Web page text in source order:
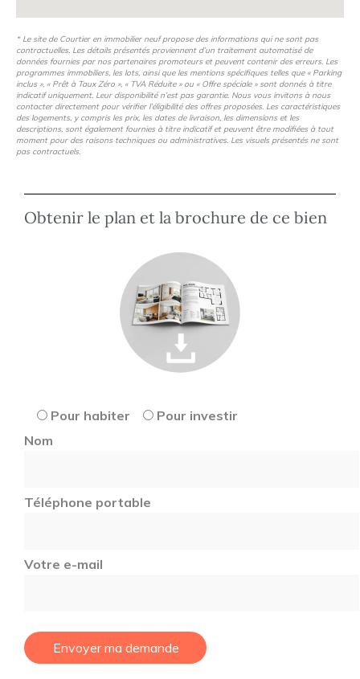
* Le site de Courtier en immobilier neuf propose des informations qui ne sont pas
contractuelles. Les détails présentés proviennent d’un traitement automatisé de
données fournies par nos partenaires promoteurs et peuvent contenir des erreurs. Les
programmes immobiliers, les lots, ainsi que les mentions spécifiques telles que « Parking
inclus », « Prêt à Taux Zéro », « TVA Réduite » ou « Offre spéciale » sont donnés à titre
indicatif uniquement. Leur disponibilité n’est pas garantie. Nous vous invitons à nous
contacter directement pour vérifier l’éligibilité des offres proposées. Les caractéristiques
des logements, y compris les prix, les dates de livraison, les dimensions et les
descriptions, sont également fournies à titre indicatif et peuvent être modifiées à tout
moment pour des raisons techniques ou administratives. Les visuels présentés ne sont
pas contractuels.
Obtenir le plan et la brochure de ce bien
Pour habiter
Pour investir
Nom
Téléphone portable
Votre e-mail
Envoyer ma demande